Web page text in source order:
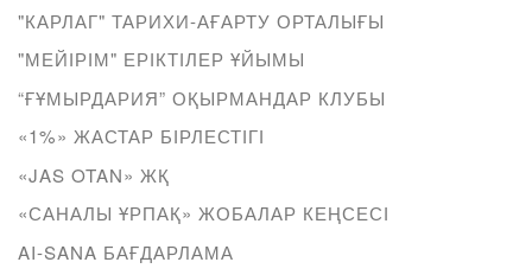
"КАРЛАГ" ТАРИХИ-АҒАРТУ ОРТАЛЫҒЫ
"МЕЙІРІМ" ЕРІКТІЛЕР ҰЙЫМЫ
“ҒҰМЫРДАРИЯ” ОҚЫРМАНДАР КЛУБЫ
«1%» ЖАСТАР БІРЛЕСТІГІ
«JAS OTAN» ЖҚ
«САНАЛЫ ҰРПАҚ» ЖОБАЛАР КЕҢСЕСІ
AI-SANA БАҒДАРЛАМА